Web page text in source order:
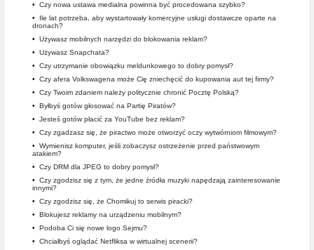
• Czy nowa ustawa medialna powinna być procedowana szybko?
• Ile lat potrzeba, aby wystartowały komercyjne usługi dostawcze oparte na
dronach?
• Używasz mobilnych narzędzi do blokowania reklam?
• Używasz Snapchata?
• Czy utrzymanie obowiązku meldunkowego to dobry pomysł?
• Czy afera Volkswagena może Cię zniechęcić do kupowania aut tej firmy?
• Czy Twoim zdaniem należy politycznie chronić Pocztę Polską?
• Byłbyś gotów głosować na Partię Piratów?
• Jesteś gotów płacić za YouTube bez reklam?
• Czy zgadzasz się, że piractwo może otworzyć oczy wytwórniom filmowym?
• Wymienisz komputer, jeśli zobaczysz ostrzeżenie przed państwowym
atakiem?
• Czy DRM dla JPEG to dobry pomysł?
• Czy zgodzisz się z tym, że jedne źródła muzyki napędzają zainteresowanie
innymi?
• Czy zgodzisz się, że Chomikuj to serwis piracki?
• Blokujesz reklamy na urządzeniu mobilnym?
• Podoba Ci się nowe logo Sejmu?
• Chciałbyś oglądać Netfliksa w wirtualnej scenerii?